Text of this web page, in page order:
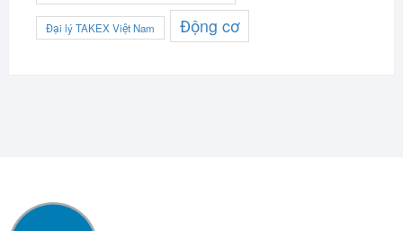
Đại lý TAKEX Việt Nam Động cơ